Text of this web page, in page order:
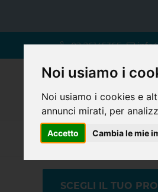
Noi usiamo i
Noi usiamo i cookies e
annunci mirati, per
Accetto Cambia le mie
02 26145365
SCEGLI IL TUO